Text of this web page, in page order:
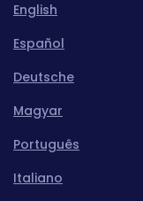
English
Español
Deutsche
Magyar
Português
Italiano